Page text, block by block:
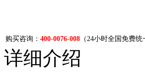
购买咨询： 400-0076-008 （24小时全国免费统
详细介绍